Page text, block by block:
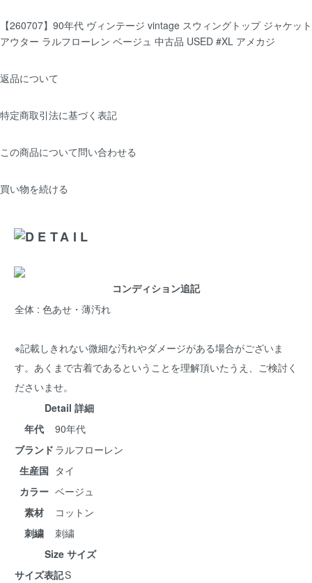
【260707】90年代 ヴィンテージ vintage スウィングトップ ジャケット
アウター ラルフローレン ベージュ 中古品 USED #XL アメカジ
返品について
特定商取引法に基づく表記
この商品について問い合わせる
買い物を続ける
コンディション追記
全体 : 色あせ・薄汚れ
※記載しきれない微細な汚れやダメージがある場合がございま
す。あくまで古着であるということを理解頂いたうえ、ご検討く
ださいませ。
Detail 詳細
年代
90年代
ブランド ラルフローレン
生産国 タイ
カラー ベージュ
素材
コットン
刺繍
刺繍
Size サイズ
サイズ表記S